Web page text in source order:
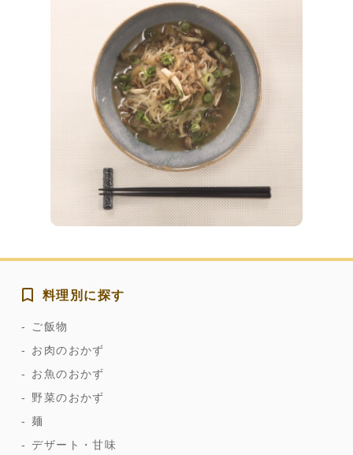
料理別に探す
ご飯物
お肉のおかず
お魚のおかず
野菜のおかず
麺
デザート・甘味